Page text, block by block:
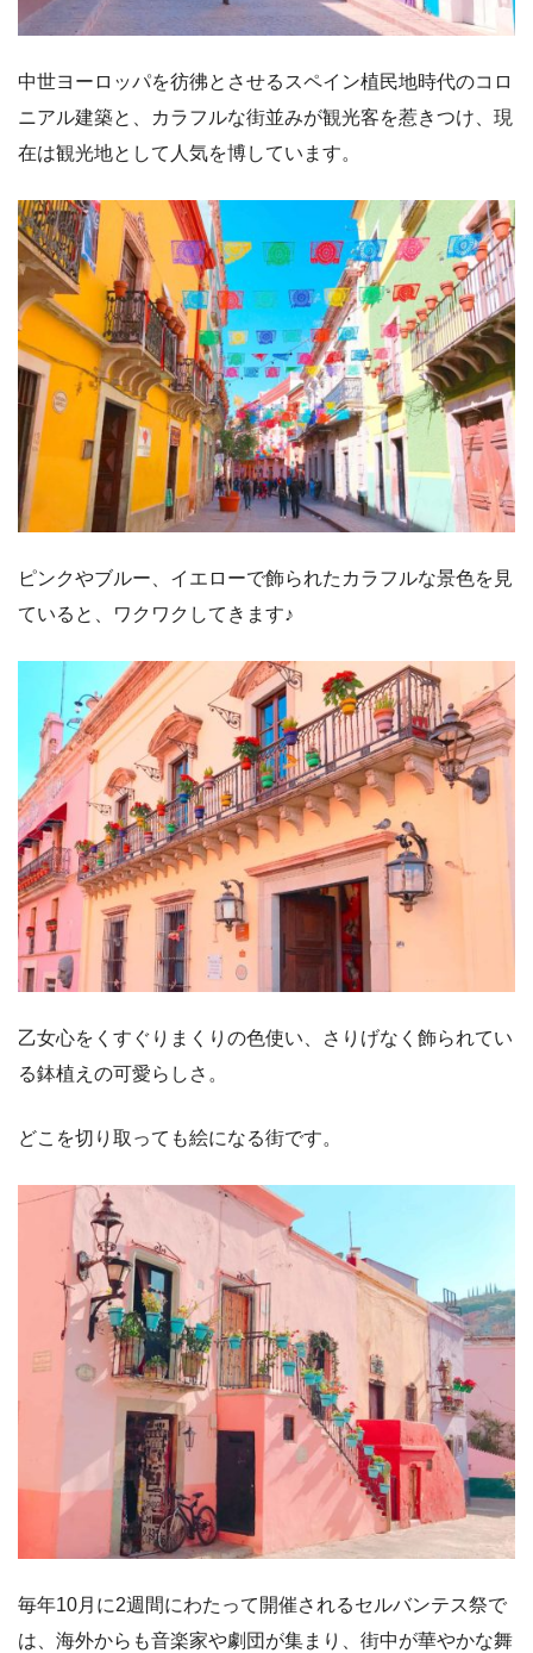
中世ヨーロッパを彷彿とさせるスペイン植民地時代のコロ
ニアル建築と、カラフルな街並みが観光客を惹きつけ、現
在は観光地として人気を博しています。
ピンクやブルー、イエローで飾られたカラフルな景色を見
ていると、ワクワクしてきます♪
乙女心をくすぐりまくりの色使い、さりげなく飾られてい
る鉢植えの可愛らしさ。
どこを切り取っても絵になる街です。
毎年10月に2週間にわたって開催されるセルバンテス祭で
は、海外からも音楽家や劇団が集まり、街中が華やかな舞